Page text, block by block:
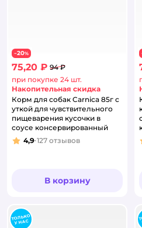
−20%
75,20 ₽ 94 ₽
при покупке 24 шт.
Накопительная скидка
Корм для собак Carnica 85г с
уткой для чувствительного
пищеварения кусочки в
соусе консервированный
Рейтинг:
4,9 127 отзывов
В корзину